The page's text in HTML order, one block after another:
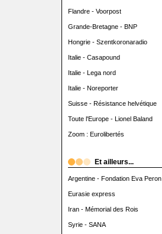
Flandre - Voorpost
Grande-Bretagne - BNP
Hongrie - Szentkoronaradio
Italie - Casapound
Italie - Lega nord
Italie - Noreporter
Suisse - Résistance helvétique
Toute l'Europe - Lionel Baland
Zoom : Eurolibertés
Et ailleurs...
Argentine - Fondation Eva Peron
Eurasie express
Iran - Mémorial des Rois
Syrie - SANA